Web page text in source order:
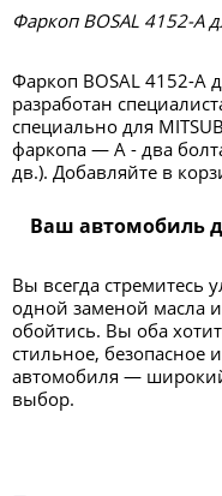
Фаркоп BOSAL 4152-A
Фаркоп BOSAL 4152-A
разработан
специально для
фаркопа — А - два
дв.). Добавляйте в
Ваш автомобиль
Вы всегда стремитесь
одной заменой масла
обойтись. Вы оба
стильное, безопасное
автомобиля —
выбор.